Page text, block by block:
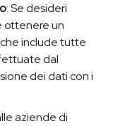
: Se desideri
ottenere un
include tutte
dal
dei dati con i
aziende di